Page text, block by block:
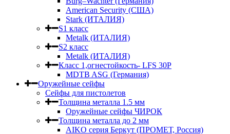
American Security (США)
Stark (ИТАЛИЯ)
S1 класс
Metalk (ИТАЛИЯ)
S2 класс
Metalk (ИТАЛИЯ)
Класс 1,огнестойкость- LFS 30P
MDTB ASG (Германия)
Оружейные сейфы
Сейфы для пистолетов
Толщина металла 1.5 мм
Оружейные сейфы ЧИРОК
Толщина металла до 2 мм
AIKO серия Беркут (ПРОМЕТ, Россия)